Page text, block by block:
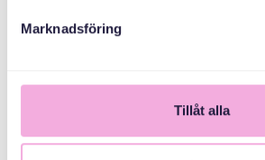
Marknadsföring
Tillåt alla
لمقاطعة ستوكهولم